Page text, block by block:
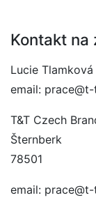
Kontakt na
Lucie Tlamková
email:
T&T Czech
Šternberk
78501
email: